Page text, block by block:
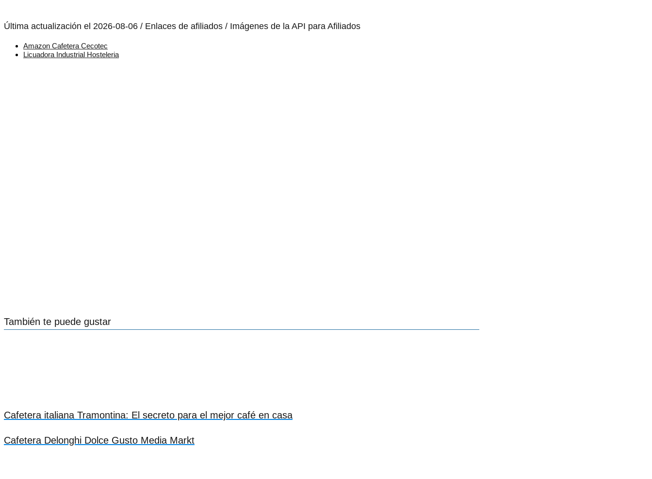
Última actualización el 2026-08-06 / Enlaces de afiliados / Imágenes de la API para Afiliados
Amazon Cafetera Cecotec
Licuadora Industrial Hosteleria
También te puede gustar
Cafetera italiana Tramontina: El secreto para el mejor café en casa
Cafetera Delonghi Dolce Gusto Media Markt